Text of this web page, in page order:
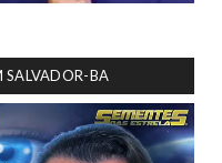
SALVADOR-BA